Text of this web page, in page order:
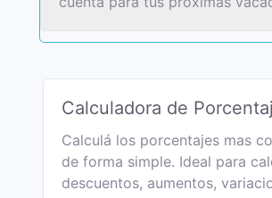
Calculadora de
Calculá los porcentajes mas
de forma simple. Ideal para
descuentos, aumentos,